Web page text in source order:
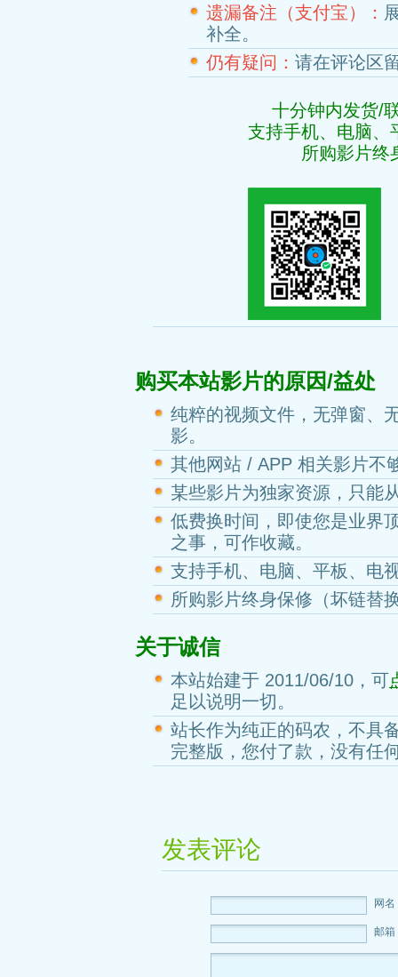
遗漏备注（支付宝）：
补全。
仍有疑问： 请在评论区
十分钟内发货/
支持手机、电脑、
所购影片终
购买本站影片的原因/益处
纯粹的视频文件，无弹窗、
影。
其他网站 / APP 相关影片不
某些影片为独家资源，只能
低费换时间，即使您是业界
之事，可作收藏。
支持手机、电脑、平板、电
所购影片终身保修（坏链替
关于诚信
本站始建于 2011/06/10，可
足以说明一切。
站长作为纯正的码农，不具
完整版，您付了款，没有任
发表评论
网
邮箱